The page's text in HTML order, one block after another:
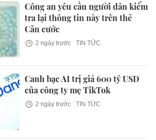
Công an yêu cầu người dân kiểm
tra lại thông tin này trên thẻ
Căn cước
2 ngày trước TIN TỨC
Canh bạc AI trị giá 600 tỷ USD
của công ty mẹ TikTok
2 ngày trước TIN TỨC